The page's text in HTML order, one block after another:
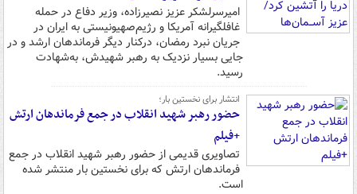
امیرسرلشکر عزیز نصیرزاده، وزیر دفاع در حمله
غافلگیرانه آمریکا و رژیم‌صهیونیستی به ایران در
جریان نبرد رمضان، درکنار دیگر فرماندهان ارشد و در
جایی بسیار نزدیک به رهبر شهیدش، به‌شهادت
رسید.
انتشار برای نخستین بار؛
حضور رهبر شهید انقلاب در جمع فرماندهان ارتش
+فیلم
تصاویری قدیمی از حضور رهبر شهید انقلاب در جمع
فرماندهان ارتش که برای نخستین بار منتشر شده
است.